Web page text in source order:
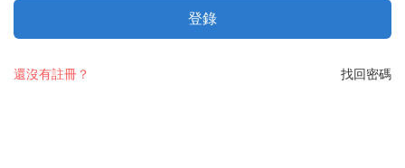
登錄
找回密碼
還沒有註冊？